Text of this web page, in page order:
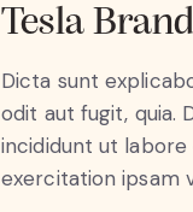
Tesla
Dicta sunt
odit aut fugit, quia.
incididunt ut labore
exercitation ipsam